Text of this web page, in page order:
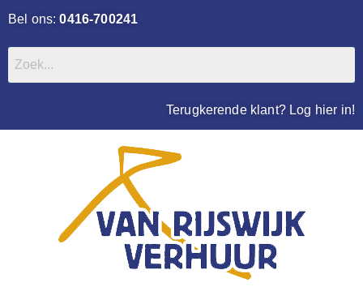
Bel ons:0416-700241
Terugkerende klant? Log hier in!